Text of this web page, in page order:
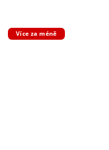
Více za méně